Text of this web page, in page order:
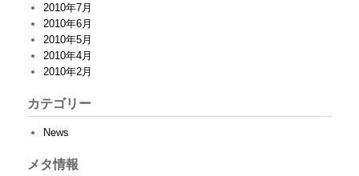
2010年7月
2010年6月
2010年5月
2010年4月
2010年2月
カテゴリー
News
メタ情報